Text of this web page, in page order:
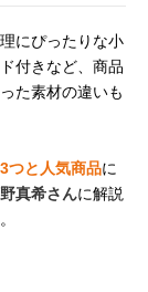
にぴったりな小
付きなど、商品
た素材の違いも
つと人気商品に
真希さんに解説